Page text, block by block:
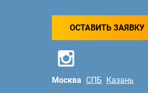
ОСТАВИТЬ ЗАЯВКУ
Москва СПБ Казань